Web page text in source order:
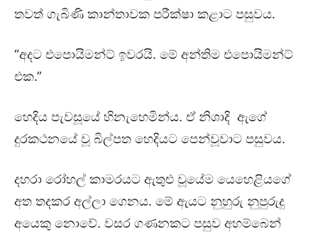
තවත් ගැබිණි කාන්තාවක පරීක්ෂා කළාට පසුවය.
“අදට එපොයිමන්ට් ඉවරයි. මේ අන්තිම එපොයිමන්ට්
එක.”
හෙදිය පැවසූයේ හිනැහෙමින්ය. ඒ නිශාදි ඇගේ
දුරකථනයේ වූ බිල්පත හෙදියට පෙන්වූවාට පසුවය.
දහරා රෝහල් කාමරයට ඇතුළු වූයේම යෙහෙළියගේ
අත තදකර අල්ලා ගෙනය. මේ ඇයට නුහුරු නුපුරුදු
අයෙකු නොවේ. වසර ගණනකට පසුව අහම්බෙන්